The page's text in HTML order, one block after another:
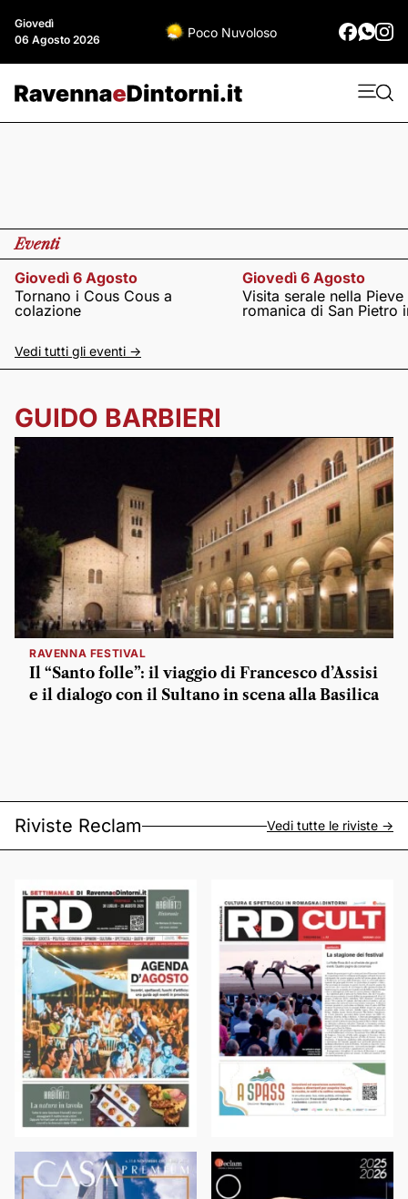
Giovedì
06 Agosto 2026
Poco Nuvoloso
Eventi
Giovedì 6 Agosto
Tornano i Cous Cous a
colazione
Giovedì 6 Agosto
Visita serale nella Pieve
romanica di San Pietro
Vedi tutti gli eventi ->
GUIDO BARBIERI
RAVENNA FESTIVAL
Il “Santo folle”: il viaggio di Francesco d’Assisi
e il dialogo con il Sultano in scena alla Basilica
Riviste Reclam Vedi tutte le riviste ->